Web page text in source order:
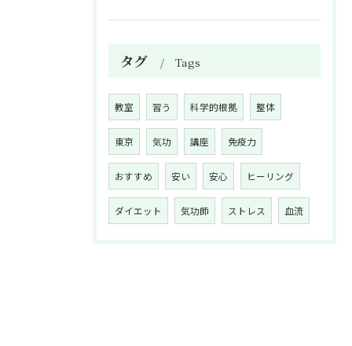
タグ Tags
教室 習う 科学的根拠 整体
東京 気功 講座 免疫力
おすすめ 安い 安心 ヒーリング
ダイエット 気功師 ストレス 血流